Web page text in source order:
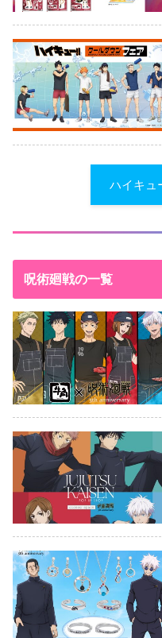
ハイキュ
呪術廻戦の一覧